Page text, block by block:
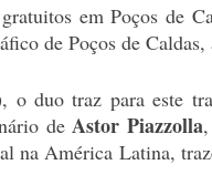
em Poços de
de Poços de Caldas,
o duo traz para este
de Astor Piazzolla
na América Latina,